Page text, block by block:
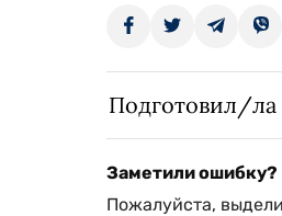
Подготовил/ла
Заметили ошибку?
Пожалуйста,